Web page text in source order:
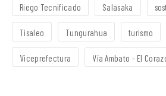
Riego Tecnificado Salasaka
Tisaleo Tungurahua turismo
Viceprefectura Vía Ambato - El